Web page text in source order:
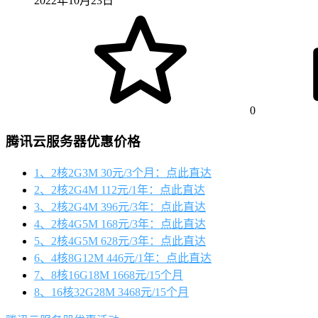
0
腾讯云服务器优惠价格
1、2核2G3M 30元/3个月：点此直达
2、2核2G4M 112元/1年：点此直达
3、2核2G4M 396元/3年：点此直达
4、2核4G5M 168元/3年：点此直达
5、2核4G5M 628元/3年：点此直达
6、4核8G12M 446元/1年：点此直达
7、8核16G18M 1668元/15个月
8、16核32G28M 3468元/15个月